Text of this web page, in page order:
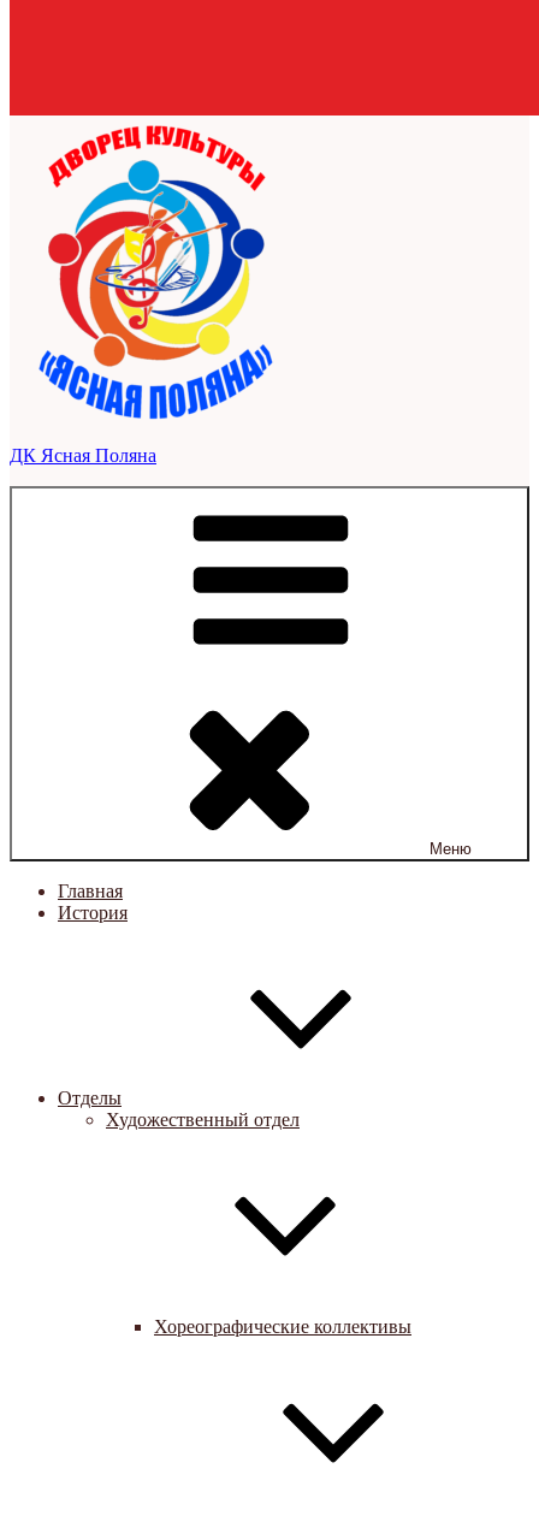
ДК Ясная Поляна
Меню
Главная
История
Отделы
Художественный отдел
Хореографические коллективы